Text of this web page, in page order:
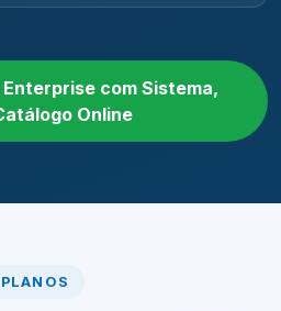
com Sistema,
Online
PLANOS